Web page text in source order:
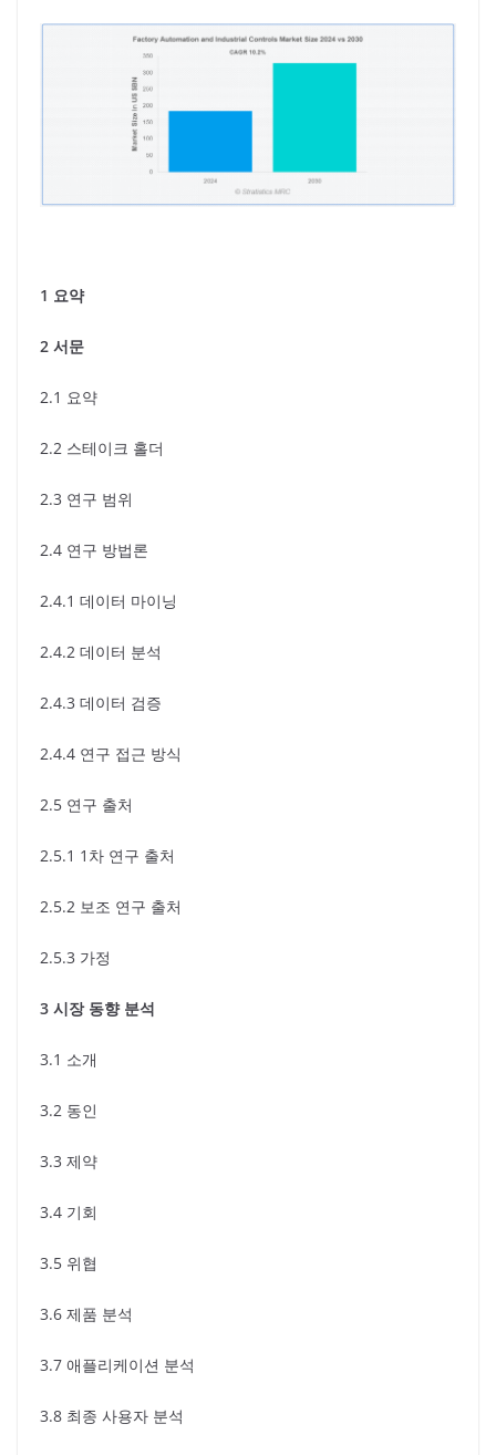
1 요약
2 서문
2.1 요약
2.2 스테이크 홀더
2.3 연구 범위
2.4 연구 방법론
2.4.1 데이터 마이닝
2.4.2 데이터 분석
2.4.3 데이터 검증
2.4.4 연구 접근 방식
2.5 연구 출처
2.5.1 1차 연구 출처
2.5.2 보조 연구 출처
2.5.3 가정
3 시장 동향 분석
3.1 소개
3.2 동인
3.3 제약
3.4 기회
3.5 위협
3.6 제품 분석
3.7 애플리케이션 분석
3.8 최종 사용자 분석